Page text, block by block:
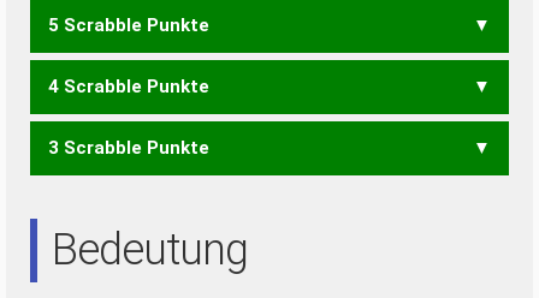
CIA CIS ICS SIC
5 Scrabble Punkte
HAIS HISS
4 Scrabble Punkte
AHS HAI HIS IAH SAH
3 Scrabble Punkte
Bedeutung